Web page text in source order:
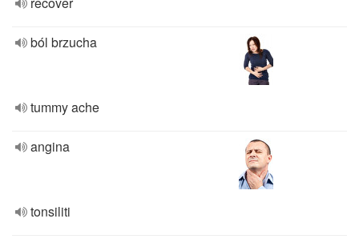
ból brzucha
tummy ache
angina
tonsiliti